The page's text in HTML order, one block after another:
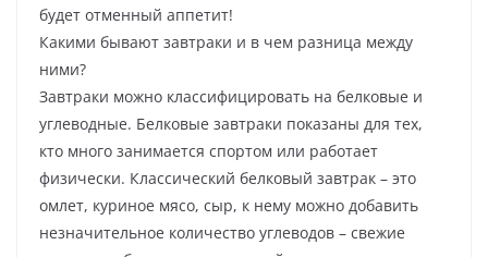
будет отменный аппетит!
Какими бывают завтраки и в чем разница между
ними?
Завтраки можно классифицировать на белковые и
углеводные. Белковые завтраки показаны для тех,
кто много занимается спортом или работает
физически. Классический белковый завтрак – это
омлет, куриное мясо, сыр, к нему можно добавить
незначительное количество углеводов – свежие